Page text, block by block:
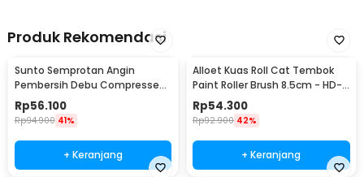
Produk Rekomendasi
Sunto Semprotan Angin
Pembersih Debu Compressed
Air Duster 400ml - ST1003
Rp56.100
Rp94.900 41%
+ Keranjang
Alloet Kuas Roll Cat Tembok
Paint Roller Brush 8.5cm - HD-
TVYQS
Rp54.300
Rp92.900 42%
+ Keranjang